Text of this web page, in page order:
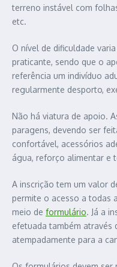
terreno instável com
etc.
O nível de dificuldade
praticante, sendo que o
referência um indivíduo
regularmente desporto,
Não há viatura de apoio.
paragens, devendo ser
confortável, acessórios
água, reforço alimentar e
A inscrição tem um valor
permite o acesso a todas
meio de formulário. Já a
efetuada também através
atempadamente para a